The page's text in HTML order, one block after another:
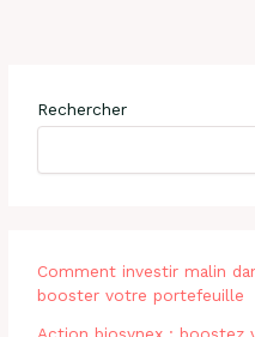
Rechercher
Comment investir malin
booster votre portefeuille